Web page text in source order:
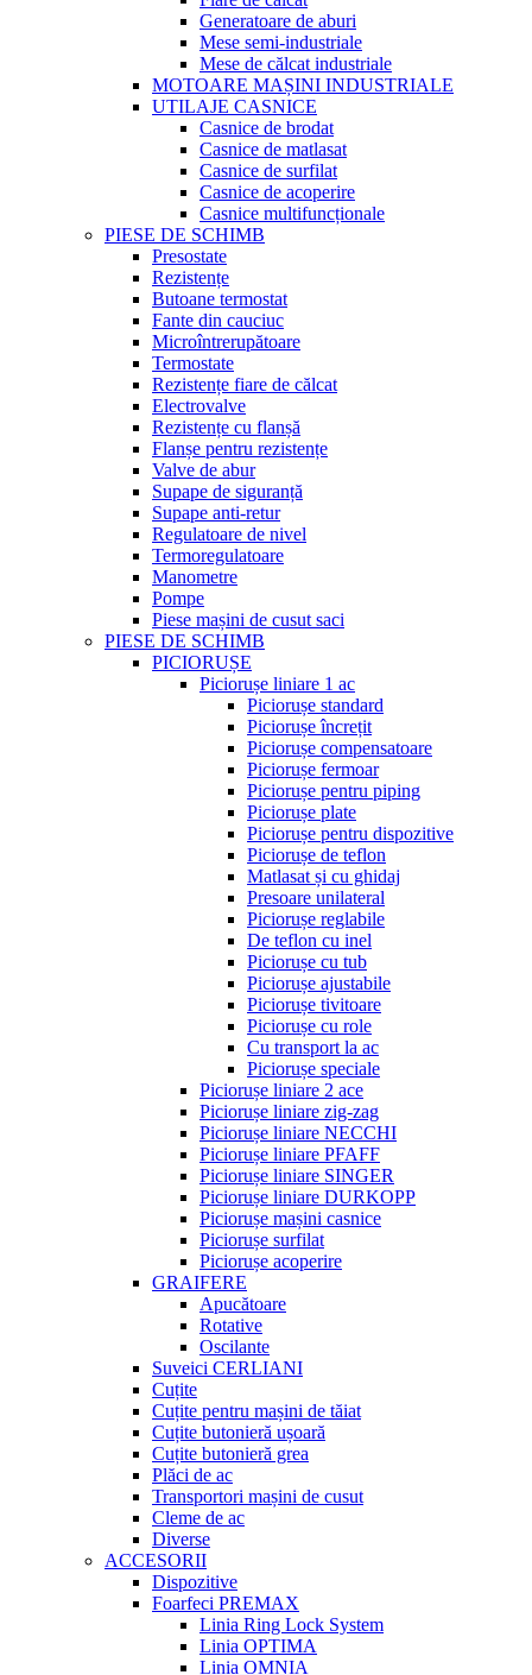
Generatoare de aburi
Mese semi-industriale
Mese de călcat industriale
MOTOARE MAȘINI INDUSTRIALE
UTILAJE CASNICE
Casnice de brodat
Casnice de matlasat
Casnice de surfilat
Casnice de acoperire
Casnice multifuncționale
PIESE DE SCHIMB
Presostate
Rezistențe
Butoane termostat
Fante din cauciuc
Microîntrerupătoare
Termostate
Rezistențe fiare de călcat
Electrovalve
Rezistențe cu flanșă
Flanșe pentru rezistențe
Valve de abur
Supape de siguranță
Supape anti-retur
Regulatoare de nivel
Termoregulatoare
Manometre
Pompe
Piese mașini de cusut saci
PIESE DE SCHIMB
PICIORUȘE
Piciorușe liniare 1 ac
Piciorușe standard
Piciorușe încrețit
Piciorușe compensatoare
Piciorușe fermoar
Piciorușe pentru piping
Piciorușe plate
Piciorușe pentru dispozitive
Piciorușe de teflon
Matlasat și cu ghidaj
Presoare unilateral
Piciorușe reglabile
De teflon cu inel
Piciorușe cu tub
Piciorușe ajustabile
Piciorușe tivitoare
Piciorușe cu role
Cu transport la ac
Piciorușe speciale
Piciorușe liniare 2 ace
Piciorușe liniare zig-zag
Piciorușe liniare NECCHI
Piciorușe liniare PFAFF
Piciorușe liniare SINGER
Piciorușe liniare DURKOPP
Piciorușe mașini casnice
Piciorușe surfilat
Piciorușe acoperire
GRAIFERE
Apucătoare
Rotative
Oscilante
Suveici CERLIANI
Cuțite
Cuțite pentru mașini de tăiat
Cuțite butonieră ușoară
Cuțite butonieră grea
Plăci de ac
Transportori mașini de cusut
Cleme de ac
Diverse
ACCESORII
Dispozitive
Foarfeci PREMAX
Linia Ring Lock System
Linia OPTIMA
Linia OMNIA